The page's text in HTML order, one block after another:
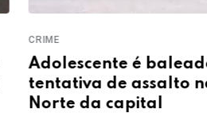
CRIME
Adolescente é
tentativa de assalto
Norte da capital